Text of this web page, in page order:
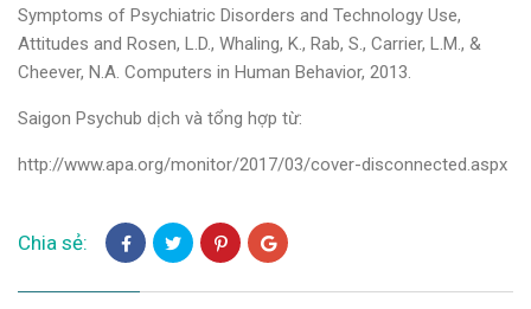
Symptoms of Psychiatric Disorders and Technology Use,
Attitudes and Rosen, L.D., Whaling, K., Rab, S., Carrier, L.M., &
Cheever, N.A. Computers in Human Behavior, 2013.
Saigon Psychub dịch và tổng hợp từ:
http://www.apa.org/monitor/2017/03/cover-disconnected.aspx
Chia sẻ: